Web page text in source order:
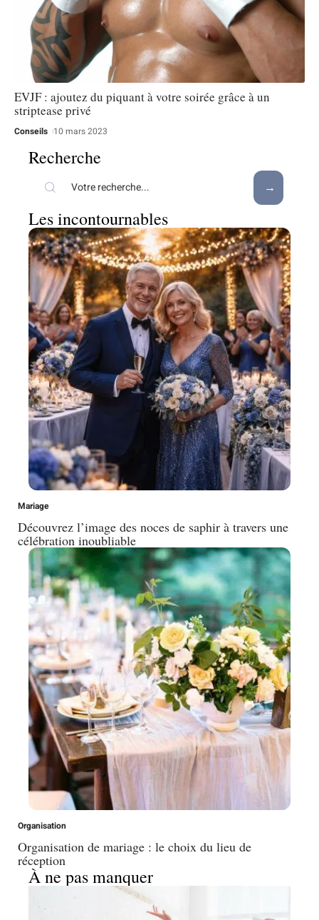
EVJF : ajoutez du piquant à votre soirée grâce à un
striptease privé
Conseils 10 mars 2023
Recherche
Les incontournables
Mariage
Découvrez l’image des noces de saphir à travers une
célébration inoubliable
Organisation
Organisation de mariage : le choix du lieu de
réception
À ne pas manquer